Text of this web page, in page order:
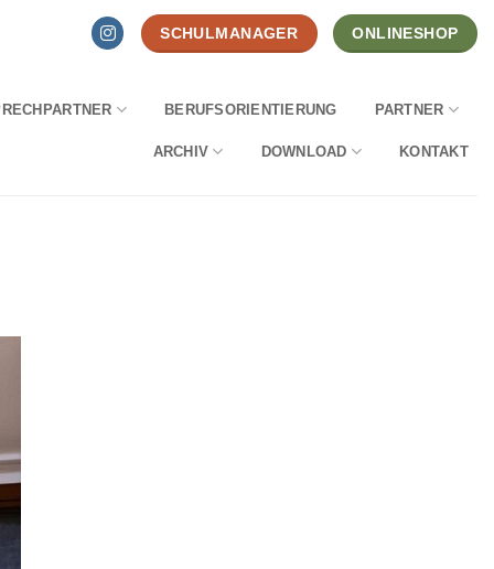
SCHULMANAGER ONLINESHOP
BERUFSORIENTIERUNG PARTNER
ARCHIV DOWNLOAD KONTAKT